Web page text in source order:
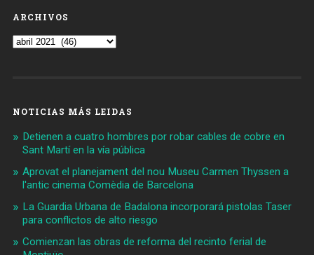
ARCHIVOS
Archivos
NOTICIAS MÁS LEIDAS
Detienen a cuatro hombres por robar cables de cobre en
Sant Martí en la vía pública
Aprovat el planejament del nou Museu Carmen Thyssen a
l'antic cinema Comèdia de Barcelona
La Guardia Urbana de Badalona incorporará pistolas Taser
para conflictos de alto riesgo
Comienzan las obras de reforma del recinto ferial de